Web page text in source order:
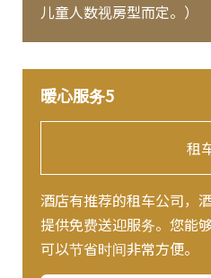
儿童人数视房型而定。）
暖心服务5
租
酒店有推荐的租车公司，
提供免费送迎服务。您能
可以节省时间非常方便。